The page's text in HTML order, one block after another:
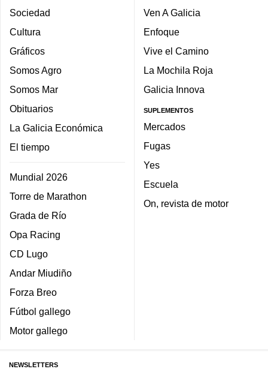
Sociedad
Cultura
Gráficos
Somos Agro
Somos Mar
Obituarios
La Galicia Económica
El tiempo
Mundial 2026
Torre de Marathon
Grada de Río
Opa Racing
CD Lugo
Andar Miudiño
Forza Breo
Fútbol gallego
Motor gallego
Ven A Galicia
Enfoque
Vive el Camino
La Mochila Roja
Galicia Innova
SUPLEMENTOS
Mercados
Fugas
Yes
Escuela
On, revista de motor
NEWSLETTERS